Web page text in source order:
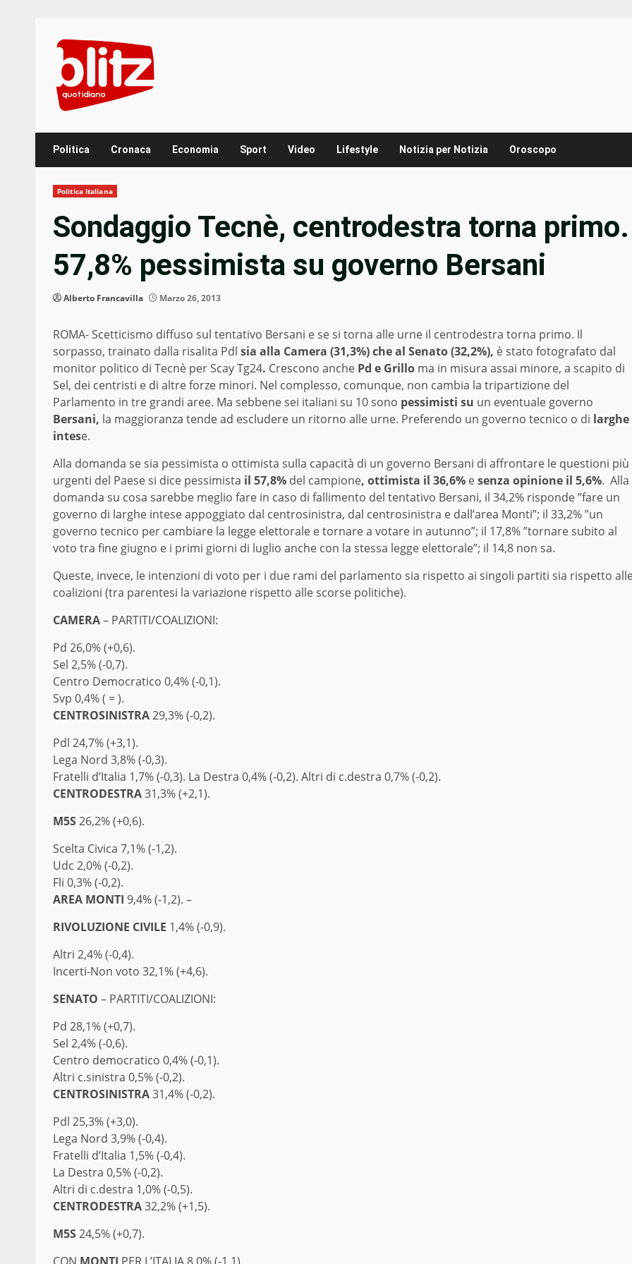
content
Politica Cronaca Economia Sport Video Lifestyle Notizia per Notizia Oroscopo
Politica Italiana
Sondaggio Tecnè, centrodestra torna primo.
57,8% pessimista su governo Bersani
Alberto Francavilla Marzo 26, 2013
ROMA- Scetticismo diffuso sul tentativo Bersani e se si torna alle urne il centrodestra torna primo. Il
sorpasso, trainato dalla risalita Pdl sia alla Camera (31,3%) che al Senato (32,2%), è stato fotografato dal
monitor politico di Tecnè per Scay Tg24. Crescono anche Pd e Grillo ma in misura assai minore, a scapito di
Sel, dei centristi e di altre forze minori. Nel complesso, comunque, non cambia la tripartizione del
Parlamento in tre grandi aree. Ma sebbene sei italiani su 10 sono pessimisti su un eventuale governo
Bersani, la maggioranza tende ad escludere un ritorno alle urne. Preferendo un governo tecnico o di larghe
intese.
Alla domanda se sia pessimista o ottimista sulla capacità di un governo Bersani di affrontare le questioni più
urgenti del Paese si dice pessimista il 57,8% del campione, ottimista il 36,6% esenza opinione il 5,6%. Alla
domanda su cosa sarebbe meglio fare in caso di fallimento del tentativo Bersani, il 34,2% risponde ”fare un
governo di larghe intese appoggiato dal centrosinistra, dal centrosinistra e dall’area Monti”; il 33,2% ”un
governo tecnico per cambiare la legge elettorale e tornare a votare in autunno”; il 17,8% ”tornare subito al
voto tra fine giugno e i primi giorni di luglio anche con la stessa legge elettorale”; il 14,8 non sa.
Queste, invece, le intenzioni di voto per i due rami del parlamento sia rispetto ai singoli partiti sia rispetto
coalizioni (tra parentesi la variazione rispetto alle scorse politiche).
CAMERA– PARTITI/COALIZIONI:
Pd 26,0% (+0,6).
Sel 2,5% (-0,7).
Centro Democratico 0,4% (-0,1).
Svp 0,4% ( = ).
CENTROSINISTRA29,3% (-0,2).
Pdl 24,7% (+3,1).
Lega Nord 3,8% (-0,3).
Fratelli d’Italia 1,7% (-0,3). La Destra 0,4% (-0,2). Altri di c.destra 0,7% (-0,2).
CENTRODESTRA31,3% (+2,1).
M5S26,2% (+0,6).
Scelta Civica 7,1% (-1,2).
Udc 2,0% (-0,2).
Fli 0,3% (-0,2).
AREA MONTI 9,4% (-1,2). –
RIVOLUZIONE CIVILE 1,4% (-0,9).
Altri 2,4% (-0,4).
Incerti-Non voto 32,1% (+4,6).
SENATO – PARTITI/COALIZIONI:
Pd 28,1% (+0,7).
Sel 2,4% (-0,6).
Centro democratico 0,4% (-0,1).
Altri c.sinistra 0,5% (-0,2).
CENTROSINISTRA31,4% (-0,2).
Pdl 25,3% (+3,0).
Lega Nord 3,9% (-0,4).
Fratelli d’Italia 1,5% (-0,4).
La Destra 0,5% (-0,2).
Altri di c.destra 1,0% (-0,5).
CENTRODESTRA32,2% (+1,5).
M5S24,5% (+0,7).